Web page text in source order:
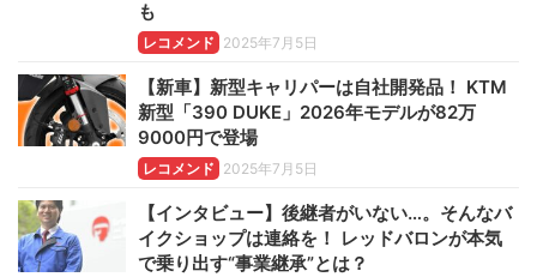
も
レコメンド 2025年7月5日
【新車】新型キャリパーは自社開発品！ KTM
新型「390 DUKE」2026年モデルが82万
9000円で登場
レコメンド 2025年7月5日
【インタビュー】後継者がいない…。そんなバ
イクショップは連絡を！ レッドバロンが本気
で乗り出す“事業継承”とは？